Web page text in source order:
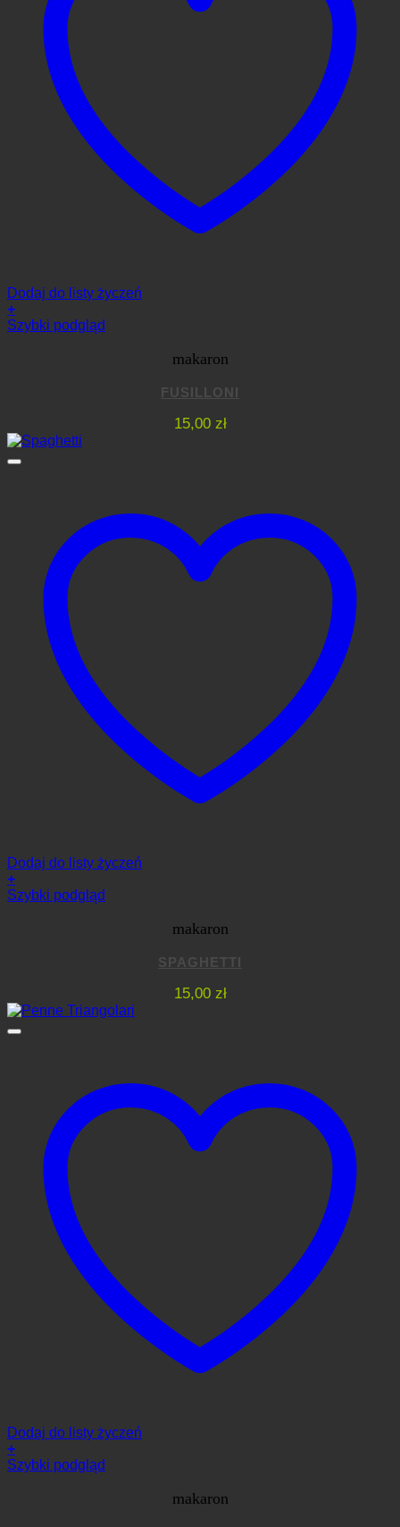
Dodaj do listy życzeń
+
Szybki podgląd
makaron
FUSILLONI
15,00 zł
Dodaj do listy życzeń
+
Szybki podgląd
makaron
SPAGHETTI
15,00 zł
Dodaj do listy życzeń
+
Szybki podgląd
makaron